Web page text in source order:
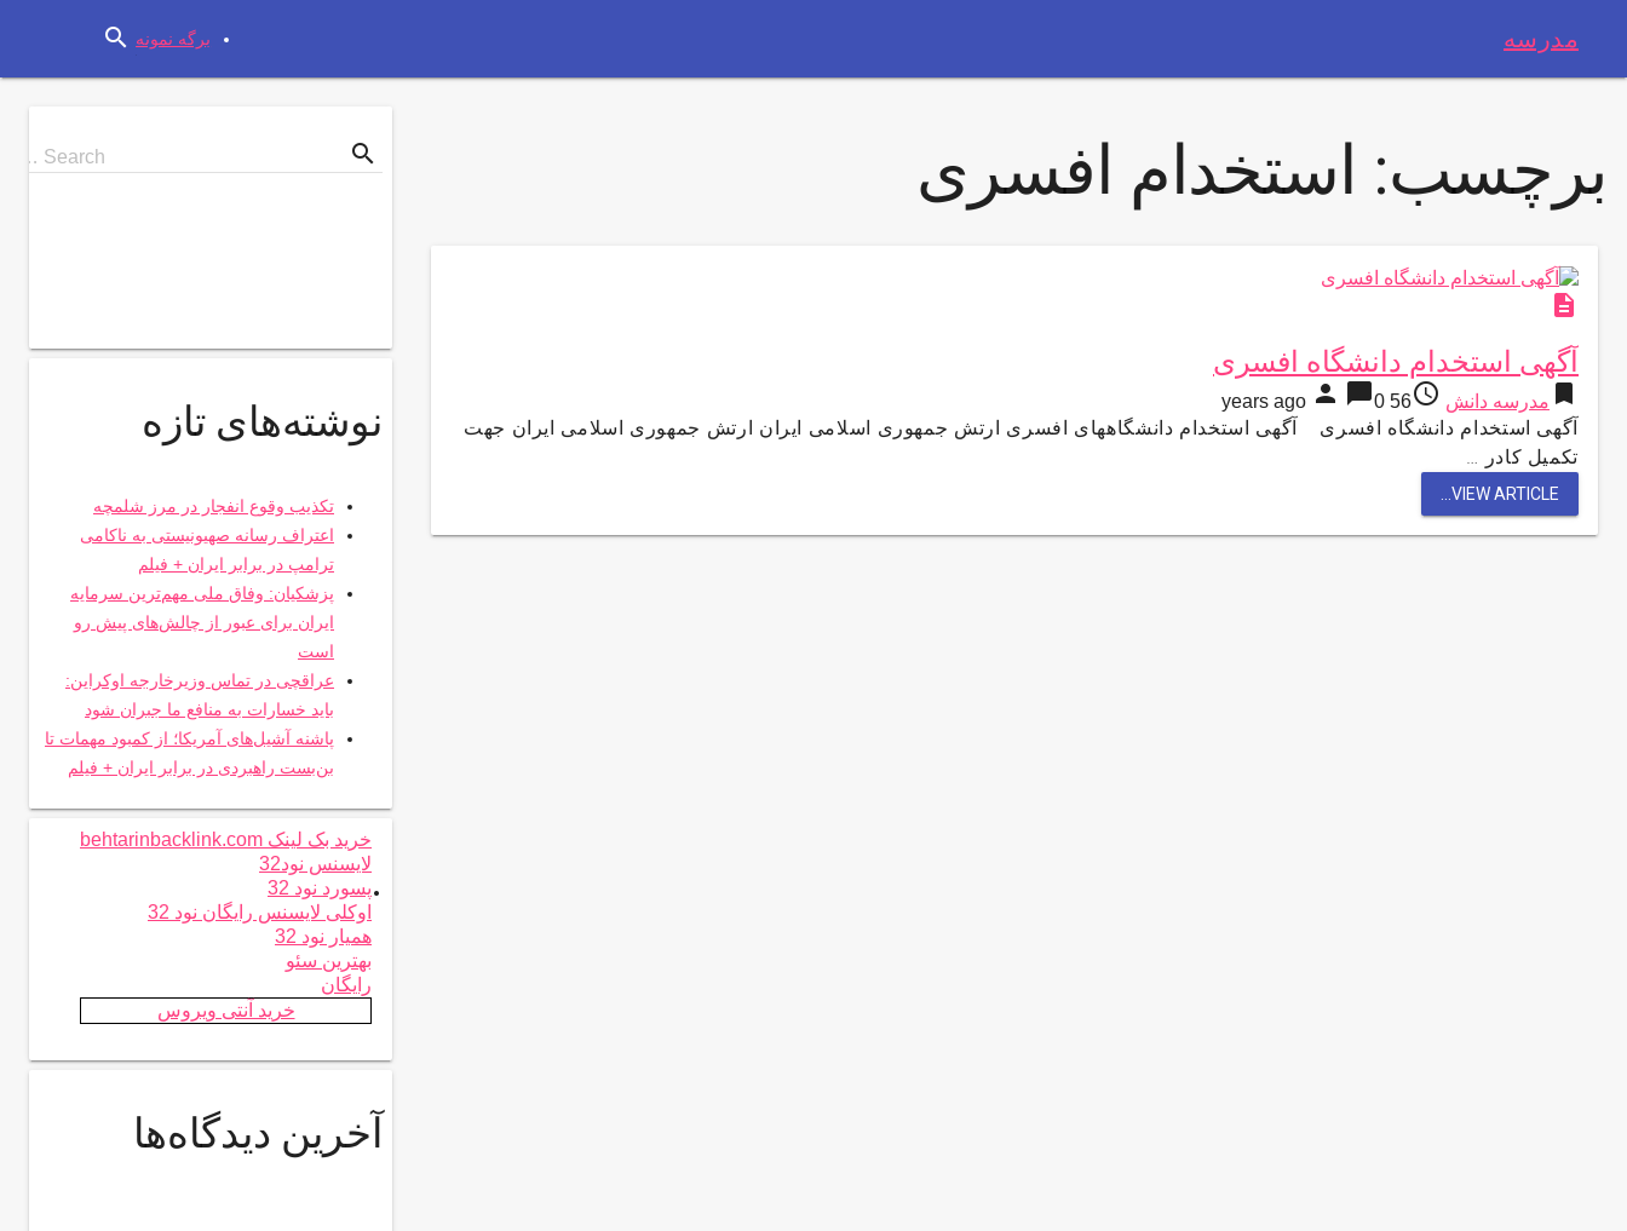
مدرسه برگه نمونه search
برچسب: استخدام افسری
description
آگهی استخدام دانشگاه افسری
bookmark مدرسه دانش access_time
56 years ago
person chat_bubble0
آگهی استخدام دانشگاه افسری آگهی استخدام دانشگاههای افسری ارتش جمهوری اسلامی ایران ارتش جمهوری اسلامی ایران جهت
تکمیل کادر …
VIEW ARTICLE...
Search
for
Search … search
نوشته‌های تازه
تکذیب وقوع انفجار در مرز شلمچه
اعتراف رسانه صهیونیستی به ناکامی
ترامپ در برابر ایران + فیلم
پزشکیان: وفاق ملی مهم‌ترین سرمایه
ایران برای عبور از چالش‌های پیش رو
است
عراقچی در تماس وزیرخارجه اوکراین:
باید خسارات به منافع ما جبران شود
پاشنه آشیل‌های آمریکا؛ از کمبود مهمات تا
بن‌بست راهبردی در برابر ایران + فیلم
.
خرید بک لینک behtarinbacklink.com
لایسنس نود32
پسورد نود 32
اوکلی لایسنس رایگان نود 32
همیار نود 32
بهترین سئو
رایگان
خرید آنتی ویروس
آخرین دیدگاه‌ها